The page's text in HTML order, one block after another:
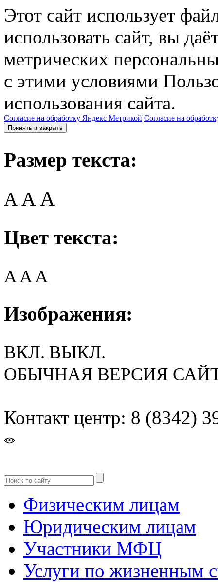
Этот сайт использует
использовать сайт, вы
метрических
с этими условиями
использования сайта.
Согласие на обработку Яндекс Метрикой Согласие на
Принять и закрыть
Размер текста:
A AA
Цвет текста:
AAA
Изображения:
ВКЛ. ВЫКЛ.
ОБЫЧНАЯ ВЕРСИЯ
Контакт центр: 8 (8342)
Физическим лицам
Юридическим лицам
Участники МФЦ
Услуги по жизненным